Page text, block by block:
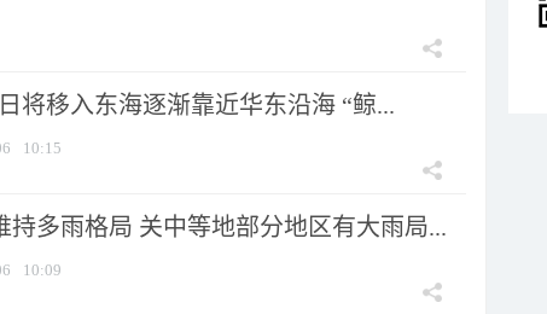
将移入东海逐渐靠近华东沿海 “鲸...
10:15
持多雨格局 关中等地部分地区有大雨局...
10:09